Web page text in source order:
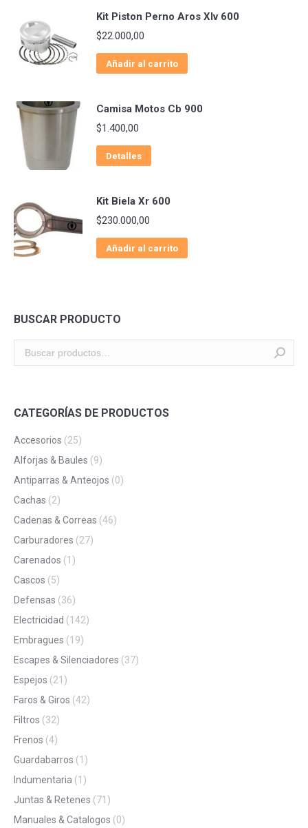
Kit Piston Perno Aros Xlv 600
$22.000,00
Añadir al carrito
Camisa Motos Cb 900
$1.400,00
Detalles
Kit Biela Xr 600
$230.000,00
Añadir al carrito
BUSCAR PRODUCTO
CATEGORÍAS DE PRODUCTOS
Accesorios (25)
Alforjas & Baules (9)
Antiparras & Anteojos (0)
Cachas (2)
Cadenas & Correas (46)
Carburadores (27)
Carenados (1)
Cascos (5)
Defensas (36)
Electricidad (142)
Embragues (19)
Escapes & Silenciadores (37)
Espejos (21)
Faros & Giros (42)
Filtros (32)
Frenos (4)
Guardabarros (1)
Indumentaria (1)
Juntas & Retenes (71)
Manuales & Catalogos (0)